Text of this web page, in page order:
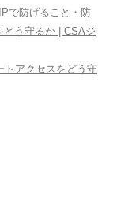
で防げること・防
う守るか | CSAジ
トアクセスをどう守